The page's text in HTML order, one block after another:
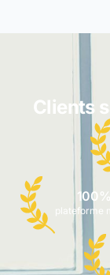
Clients
plateforme